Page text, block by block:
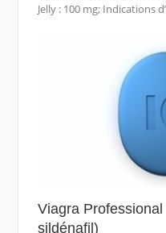
Jelly : 100 mg; Indications
Viagra
sildénafil)